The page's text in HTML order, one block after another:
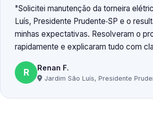
Solicitei manutenção da torneira
Luís, Presidente Prudente‑SP e o
minhas expectativas. Resolveram o
rapidamente e explicaram tudo com
R Renan F.
Jardim São Luís, Presidente